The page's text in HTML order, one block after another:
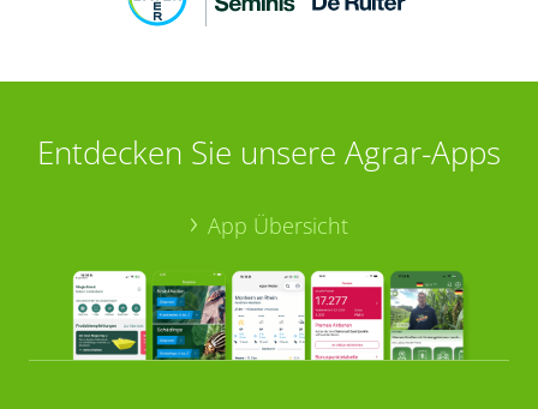
Entdecken Sie unsere Agrar-Apps
App Übersicht